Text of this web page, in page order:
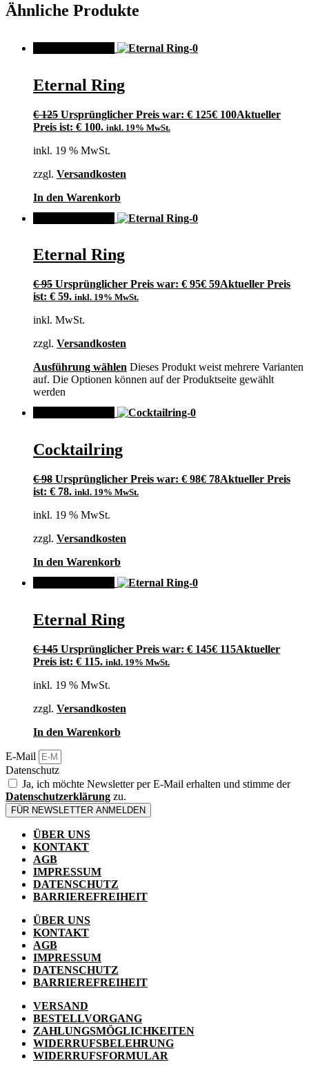
Ähnliche Produkte
Eternal Ring
€125 Ursprünglicher Preis war: € 125€ 100Aktueller
Preis ist: € 100. inkl. 19% MwSt.
inkl. 19 % MwSt.
zzgl. Versandkosten
In den Warenkorb
Eternal Ring
€95 Ursprünglicher Preis war: € 95€ 59Aktueller Preis
ist: € 59. inkl. 19% MwSt.
inkl. MwSt.
zzgl. Versandkosten
Ausführung wählen Dieses Produkt weist mehrere Varianten
auf. Die Optionen können auf der Produktseite gewählt
werden
Cocktailring
€98 Ursprünglicher Preis war: € 98€ 78Aktueller Preis
ist: € 78. inkl. 19% MwSt.
inkl. 19 % MwSt.
zzgl. Versandkosten
In den Warenkorb
Eternal Ring
€145 Ursprünglicher Preis war: € 145€ 115Aktueller
Preis ist: € 115. inkl. 19% MwSt.
inkl. 19 % MwSt.
zzgl. Versandkosten
In den Warenkorb
E-Mail
Datenschutz
Ja, ich möchte Newsletter per E-Mail erhalten und stimme der
Datenschutzerklärung zu.
FÜR NEWSLETTER ANMELDEN
ÜBER UNS
KONTAKT
AGB
IMPRESSUM
DATENSCHUTZ
BARRIEREFREIHEIT
ÜBER UNS
KONTAKT
AGB
IMPRESSUM
DATENSCHUTZ
BARRIEREFREIHEIT
VERSAND
BESTELLVORGANG
ZAHLUNGSMÖGLICHKEITEN
WIDERRUFSBELEHRUNG
WIDERRUFSFORMULAR